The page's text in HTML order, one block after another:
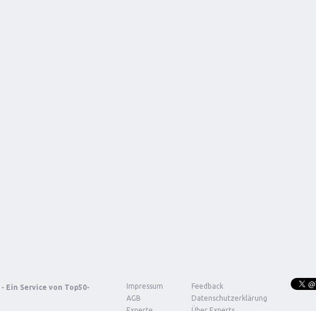
- Ein Service von Top50-
Impressum
Feedback
AGB
Datenschutzerklärung